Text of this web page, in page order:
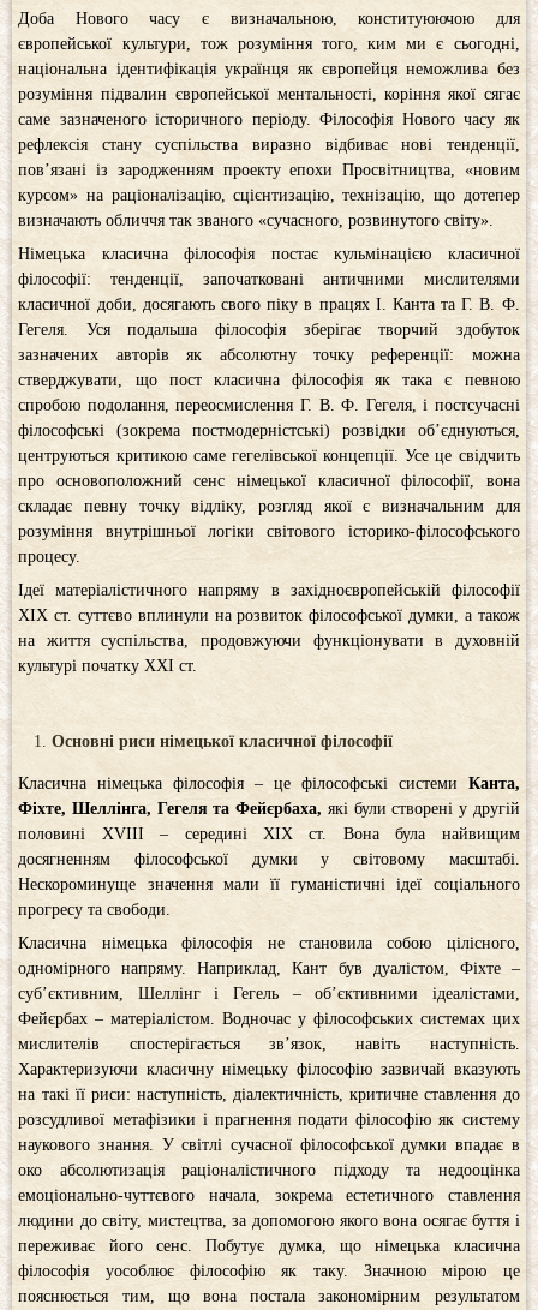
Доба Нового часу є визначальною, конституюючою для
європейської культури, тож розуміння того, ким ми є сьогодні,
національна ідентифікація українця як європейця неможлива без
розуміння підвалин європейської ментальності, коріння якої сягає
саме зазначеного історичного періоду. Філософія Нового часу як
рефлексія стану суспільства виразно відбиває нові тенденції,
пов’язані із зародженням проекту епохи Просвітництва, «новим
курсом» на раціоналізацію, сцієнтизацію, технізацію, що дотепер
визначають обличчя так званого «сучасного, розвинутого світу».
Німецька класична філософія постає кульмінацією класичної
філософії: тенденції, започатковані античними мислителями
класичної доби, досягають свого піку в працях І. Канта та Г. В. Ф.
Гегеля. Уся подальша філософія зберігає творчий здобуток
зазначених авторів як абсолютну точку референції: можна
стверджувати, що пост класична філософія як така є певною
спробою подолання, переосмислення Г. В. Ф. Гегеля, і постсучасні
філософські (зокрема постмодерністські) розвідки об’єднуються,
центруються критикою саме гегелівської концепції. Усе це свідчить
про основоположний сенс німецької класичної філософії, вона
складає певну точку відліку, розгляд якої є визначальним для
розуміння внутрішньої логіки світового історико-філософського
процесу.
Ідеї матеріалістичного напряму в західноєвропейській філософії
ХІХ ст. суттєво вплинули на розвиток філософської думки, а також
на життя суспільства, продовжуючи функціонувати в духовній
культурі початку XXІ ст.
Основні риси німецької класичної філософії
Класична німецька філософія – це філософські системи Канта,
Фіхте, Шеллінга, Гегеля та Фейєрбаха, які були створені у другій
половині XVIII – середині XIX ст. Вона була найвищим
досягненням філософської думки у світовому масштабі.
Нескороминуще значення мали її гуманістичні ідеї соціального
прогресу та свободи.
Класична німецька філософія не становила собою цілісного,
одномірного напряму. Наприклад, Кант був дуалістом, Фіхте –
суб’єктивним, Шеллінг і Гегель – об’єктивними ідеалістами,
Фейєрбах – матеріалістом. Водночас у філософських системах цих
мислителів спостерігається зв’язок, навіть наступність.
Характеризуючи класичну німецьку філософію зазвичай вказують
на такі її риси: наступність, діалектичність, критичне ставлення до
розсудливої метафізики і прагнення подати філософію як систему
наукового знання. У світлі сучасної філософської думки впадає в
око абсолютизація раціоналістичного підхо­ду та недооцінка
емоціонально-чуттєвого начала, зокрема есте­тичного ставлення
людини до світу, мистецтва, за допомогою якого вона осягає буття і
переживає його сенс. Побутує думка, що німецька класична
філософія уособлює філософію як таку. Значною мірою це
пояснюється тим, що вона постала закономірним результатом